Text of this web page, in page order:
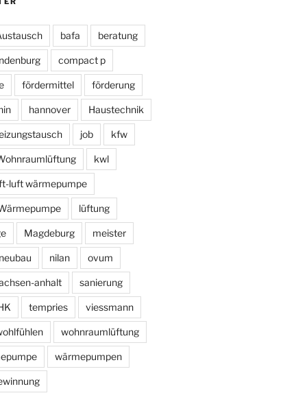
bafa beratung
compact p
fördermittel förderung
hannover Haustechnik
job kfw
kwl
luft wärmepumpe
lüftung
Magdeburg meister
neubau nilan ovum
anhalt sanierung
tempries viessmann
wohnraumlüftung
wärmepumpen